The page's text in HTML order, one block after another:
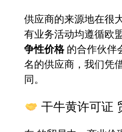
供应商的来源地在很
有业务活动均遵循欧
争性价格的合作伙伴
名的供应商，我们凭
同。
干牛黄许可证